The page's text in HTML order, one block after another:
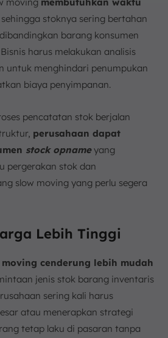
sehingga stoknya sering bertahan
barang konsumen
harus melakukan analisis
untuk menghindari penumpukan
biaya penyimpanan.
pencatatan stok berjalan
perusahaan dapat
stock opnameyang
pergerakan stok dan
slow moving yang perlu segera
Lebih Tinggi
cenderung lebih mudah
jenis stok barang inventaris
sering kali harus
atau menerapkan strategi
tetap laku di pasaran tanpa